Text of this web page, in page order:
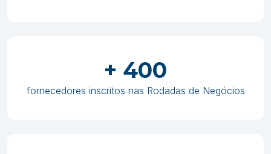
+ 400
fornecedores inscritos nas Rodadas de Negócios